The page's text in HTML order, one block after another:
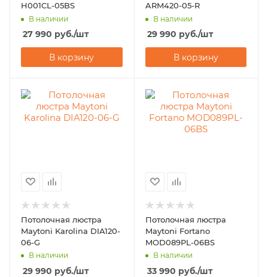
H001CL-05BS
В наличии
27 990 руб./шт
В корзину
ARM420-05-R
В наличии
29 990 руб./шт
В корзину
Потолочная люстра
Maytoni Karolina DIA120-
06-G
В наличии
29 990 руб./шт
Потолочная люстра
Maytoni Fortano
MOD089PL-06BS
В наличии
33 990 руб./шт